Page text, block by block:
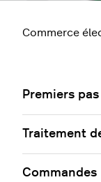
Commerce
Premiers pas
Traitement
Commandes